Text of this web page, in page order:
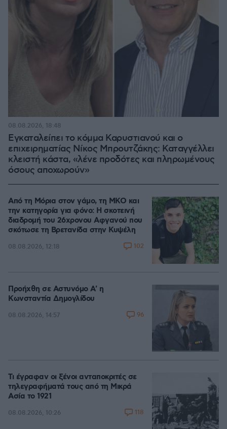
Εγκαταλείπει το κόμμα Καρυστιανού και ο
επιχειρηματίας Νίκος Μπρουτζάκης: Καταγγέλλει
κλειστή κάστα, «λένε προδότες και πληρωμένους
όσους αποχωρούν»
08.08.2026, 18:48
Από τη Μόρια στον γάμο, τη ΜΚΟ και
την κατηγορία για φόνο: Η σκοτεινή
διαδρομή του 26χρονου Αφγανού που
σκότωσε τη Βρετανίδα στην Κυψέλη
08.08.2026, 12:18 102
Προήχθη σε Αστυνόμο Α' η
Κωνσταντία Δημογλίδου
08.08.2026, 14:57 96
Τι έγραφαν οι ξένοι ανταποκριτές σε
τηλεγραφήματά τους από τη Μικρά
Ασία το 1921
08.08.2026, 10:26 118